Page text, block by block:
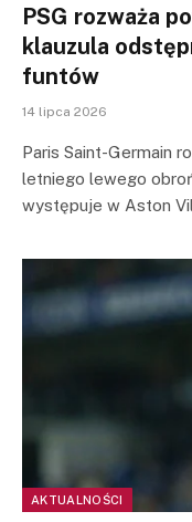
PSG rozważa
klauzula
funtów
14 lipca 2026
Paris Saint-Germain
letniego lewego
występuje w Aston
AKTUALNOŚCI